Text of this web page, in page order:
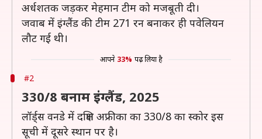
अर्धशतक जड़कर मेहमान टीम को मजबूती दी।
जवाब में इंग्लैंड की टीम 271 रन बनाकर ही पवेलियन
लौट गई थी।
आपने 33% पढ़ लिया है
#2
330/8 बनाम इंग्लैंड, 2025
लॉर्ड्स वनडे में दक्षिण अफ्रीका का 330/8 का स्कोर इस
सूची में दूसरे स्थान पर है।